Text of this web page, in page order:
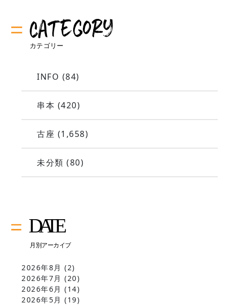
INFO (84)
串本 (420)
古座 (1,658)
未分類 (80)
2026年8月 (2)
2026年7月 (20)
2026年6月 (14)
2026年5月 (19)